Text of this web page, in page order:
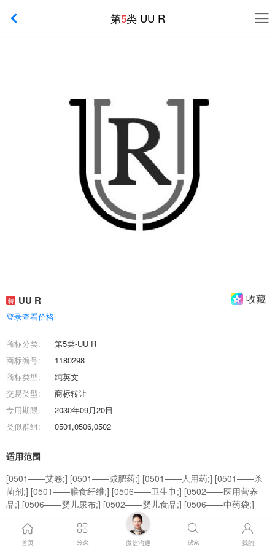
第5类 UU R
特 UU R 收藏
登录查看价格
商标分类:
第5类-UU R
商标编号:
1180298
商标类型:
纯英文
交易类型:
商标转让
专用期限:
2030年09月20日
类似群组:
0501,0506,0502
适用范围
[0501——艾卷;] [0501——减肥药;] [0501——人用药;] [0501——杀
菌剂;] [0501——膳食纤维;] [0506——卫生巾;] [0502——医用营养
品;] [0506——婴儿尿布;] [0502——婴儿食品;] [0506——中药袋;]
商标效果图
首页 分类 微信沟通 搜索 我的